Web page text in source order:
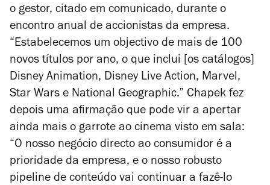
o gestor, citado em comunicado, durante o
encontro anual de accionistas da empresa.
“Estabelecemos um objectivo de mais de 100
novos títulos por ano, o que inclui [os catálogos]
Disney Animation, Disney Live Action, Marvel,
Star Wars e National Geographic.” Chapek fez
depois uma afirmação que pode vir a apertar
ainda mais o garrote ao cinema visto em sala:
“O nosso negócio directo ao consumidor é a
prioridade da empresa, e o nosso robusto
pipeline de conteúdo vai continuar a fazê-lo